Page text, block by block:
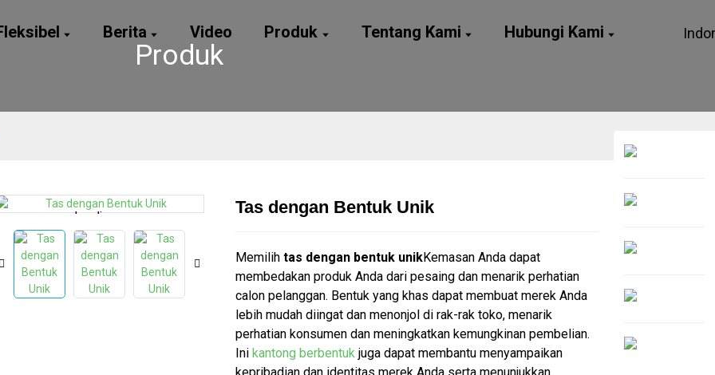
Berita Video Produk Tentang Kami Hubungi Kami
Produk
Loading...
Loading... Loading...
Loading...
Tas dengan Bentuk Unik
Memilihtas dengan bentuk unikKemasan Anda dapat
membedakan produk Anda dari pesaing dan menarik perhatian
calon pelanggan. Bentuk yang khas dapat membuat merek Anda
lebih mudah diingat dan menonjol di rak-rak toko, menarik
perhatian konsumen dan meningkatkan kemungkinan pembelian.
Inikantong berbentuk juga dapat membantu menyampaikan